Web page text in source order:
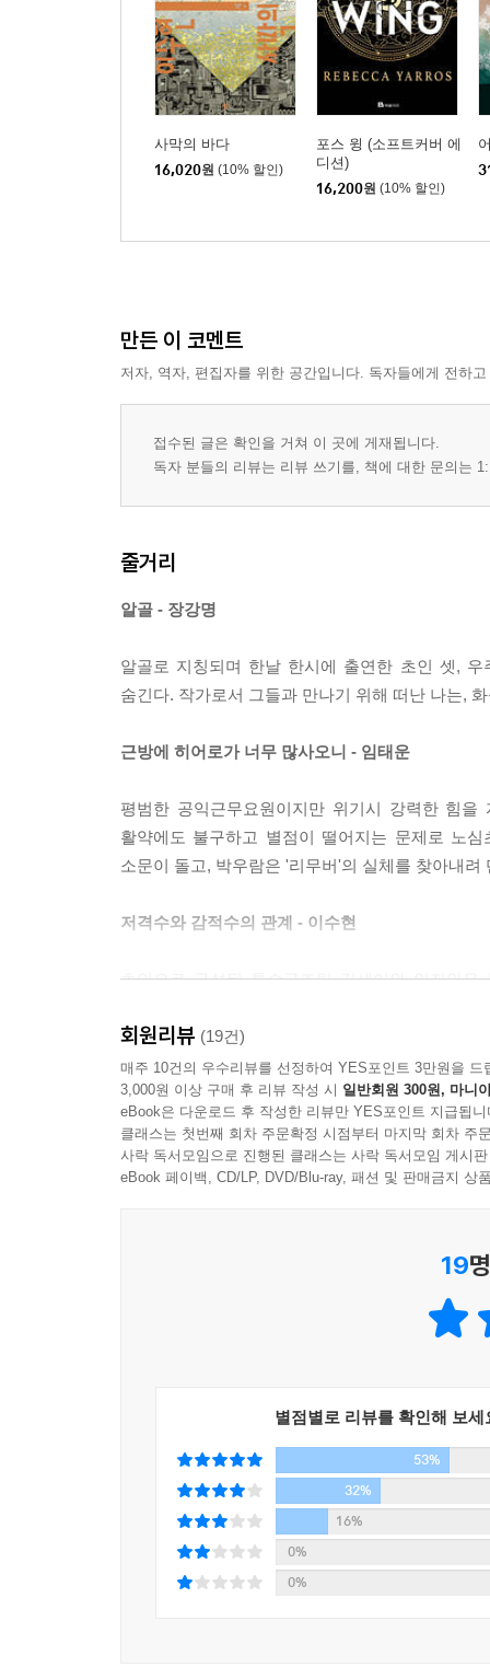
사막의 바다
16,020원 (10% 할인)
포스 윙 (소프트커버 에
디션)
16,200원 (10% 할인)
만든 이 코멘트
저자, 역자, 편집자를 위한 공간입니다. 독자들에게 전하
접수된 글은 확인을 거쳐 이 곳에 게재됩니다.
독자 분들의 리뷰는 리뷰 쓰기를, 책에 대한 문의는
줄거리
알골 - 장강명
알골로 지칭되며 한날 한시에 출연한 초인 셋,
숨긴다. 작가로서 그들과 만나기 위해 떠난 나는,
근방에 히어로가 너무 많사오니 - 임태운
평범한 공익근무요원이지만 위기시 강력한 힘
활약에도 불구하고 별점이 떨어지는 문제로 노
소문이 돌고, 박우람은 '리무버'의 실체를 찾아내려
저격수와 감적수의 관계 - 이수현
초인으로 구성된 특수구조팀 김세이와 안지안
웨이큰 - 구병모
가상 테마파크 익스피리언스 파크에 체험학습을
구출하기 위해 가상세계로 구조대가 투입되고, 이
장보고가 세상을 뜨자 바다에 해적들이 난립
남자가 밧줄로 자신의 몸을 꽁꽁 묶은 채 그를 기
일원이며, 지역 탐색과 연구, 생존자 구출을 위해
주폭천사괄라전 - dcdc
편의점 알바인 나는 술만 마시면 괴력을 발휘하
회원리뷰 (19건)
매주 10건의 우수리뷰를 선정하여 YES포인트 3만원을 드
3,000원 이상 구매 후 리뷰 작성 시 일반회원 300원, 마니
eBook은 다운로드 후 작성한 리뷰만 YES포인트 지급됩니
클래스는 첫번째 회차 주문확정 시점부터 마지막 회차 주
사락 독서모임으로 진행된 클래스는 사락 독서모임 게시
eBook 페이백, CD/LP, DVD/Blu-ray, 패션 및 판매금지 상
19
별점별로 리뷰를 확인해 보세
53%
32%
16%
0%
0%